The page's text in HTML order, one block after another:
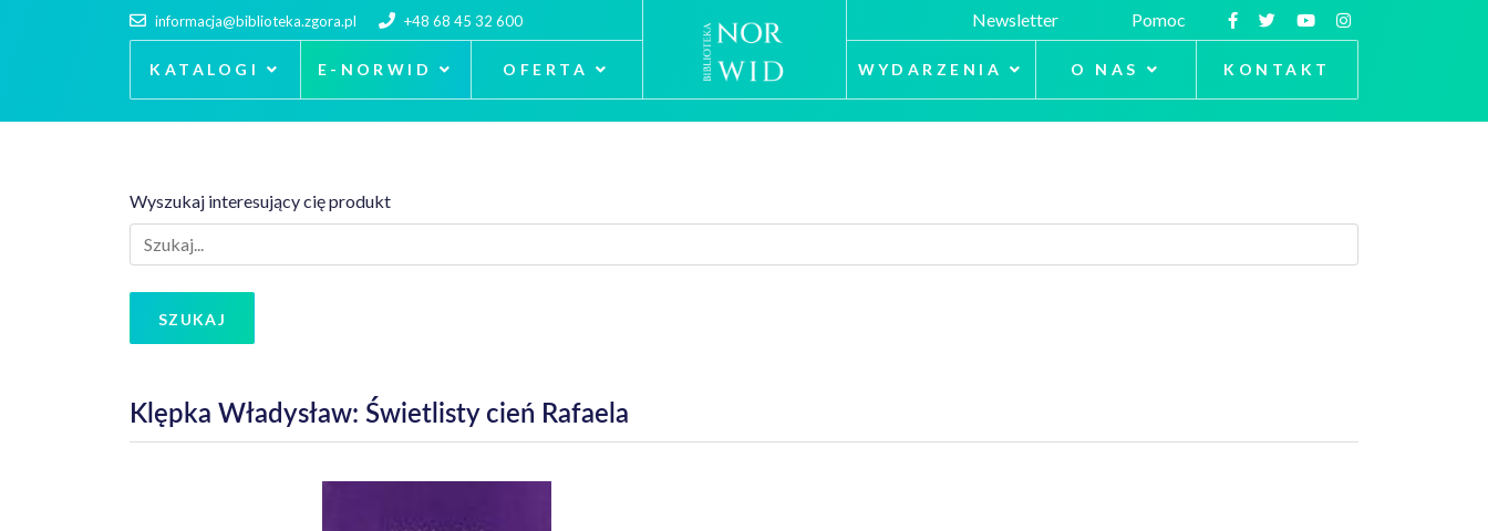
informacja@biblioteka.zgora.pl +48 68 45 32 600
KATALOGI E-NORWID OFERTA
Newsletter Pomoc
WYDARZENIA O NAS KONTAKT
Wyszukaj interesujący cię produkt
SZUKAJ
Klępka Władysław: Świetlisty cień Rafaela